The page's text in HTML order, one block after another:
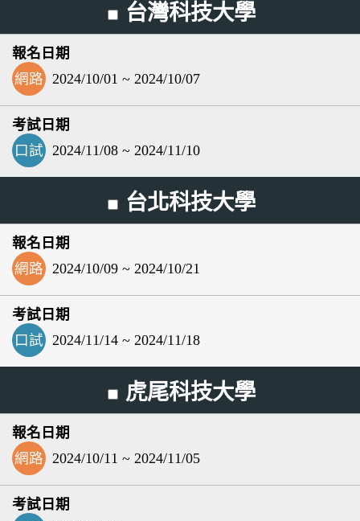
台灣科技大學
網路 2024/10/01 ~ 2024/10/07
口試 2024/11/08 ~ 2024/11/10
台北科技大學
網路 2024/10/09 ~ 2024/10/21
口試 2024/11/14 ~ 2024/11/18
虎尾科技大學
網路 2024/10/11 ~ 2024/11/05